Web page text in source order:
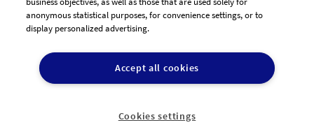
AGB Dienstleister
Datenschutz
Impressum
anonymous statistical purposes, for convenience settings, or to
display personalized advertising.
Accept all cookies
Cookies settings